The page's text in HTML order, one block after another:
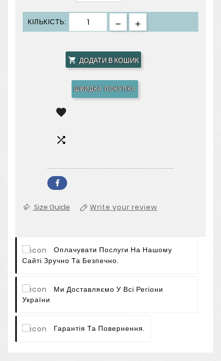
КІЛЬКІСТЬ:
 ДОДАТИ В КОШИК
ШВИДКА ПОКУПКА


Size Guide Write your review
Оплачувати Послуги На Нашому
Сайті Зручно Та Безпечно.
Ми Доставляємо У Всі Регіони
України
Гарантія Та Повернення.